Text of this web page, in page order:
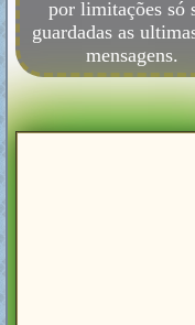
por limitações só
guardadas as
mensagens.